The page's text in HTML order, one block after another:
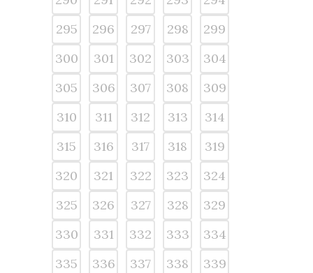
295
296 297 298
299
300
301 302 303
304
305
306 307 308
309
310
311 312 313
314
315
316 317 318
319
320
321 322 323
324
325
326 327 328
329
330
331 332 333
334
335
336 337 338
339